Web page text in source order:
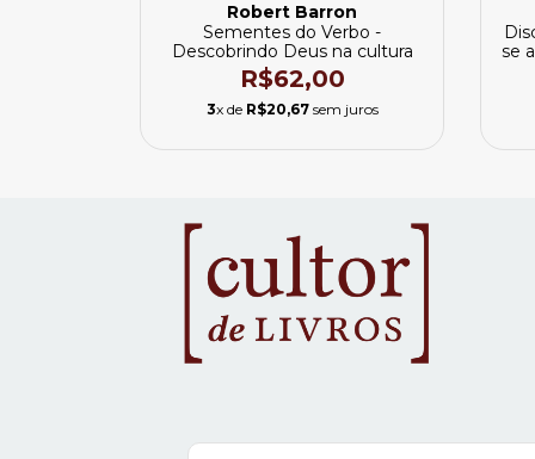
Robert Barron
Sementes do Verbo -
Descobrindo Deus na cultura
R$62,00
3x de R$20,67sem juros
se